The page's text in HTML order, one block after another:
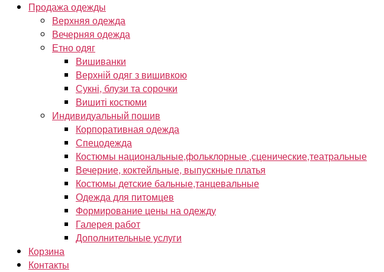
Продажа одежды
Верхняя одежда
Вечерняя одежда
Етно одяг
Вишиванки
Верхній одяг з вишивкою
Сукні, блузи та сорочки
Вишиті костюми
Индивидуальный пошив
Корпоративная одежда
Спецодежда
Костюмы национальные,фольклорные ,сценические,театральные
Вечерние, коктейльные, выпускные платья
Костюмы детские бальные,танцевальные
Одежда для питомцев
Формирование цены на одежду
Галерея работ
Дополнительные услуги
Корзина
Контакты